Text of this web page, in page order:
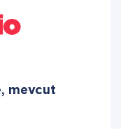
mevcut